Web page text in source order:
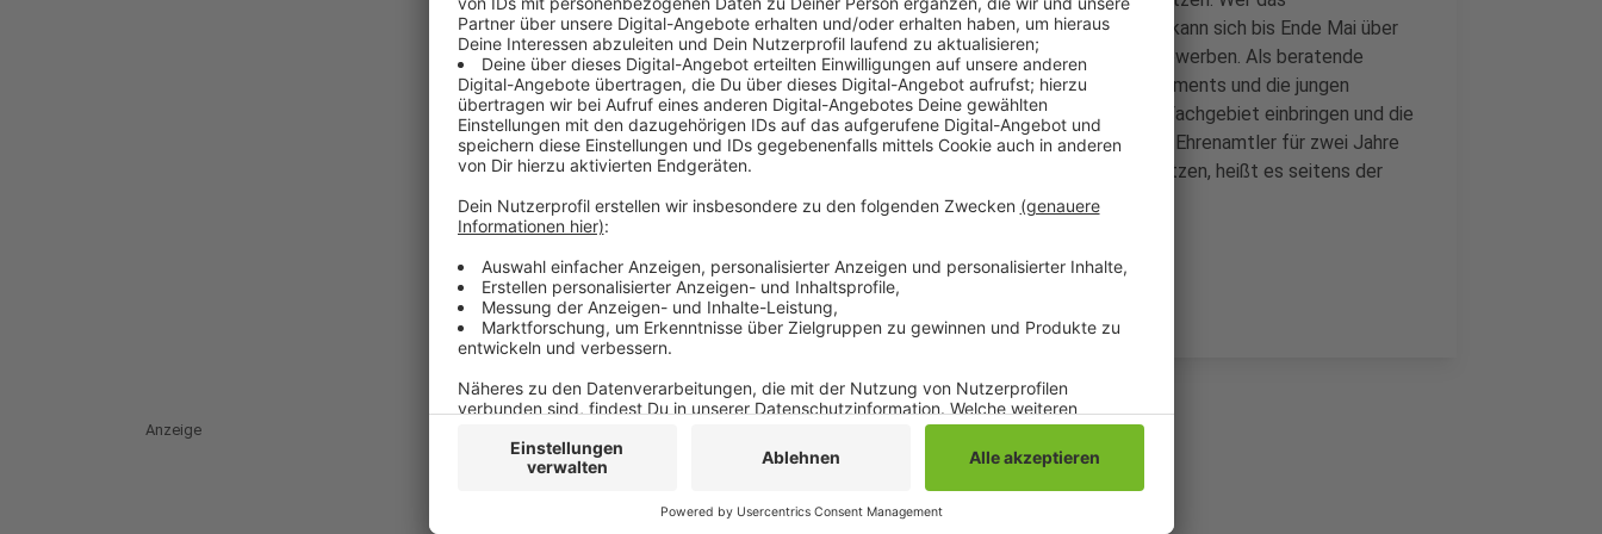
Jugendparlament für zwei Jahre beratend unterstützen möchte, kann sich bis Ende Mai über
die Mailadresse jupa@moenchengladbach.de für das Ehrenamt bewerben. Als beratende
Person* unterstützten Ehrenamtler die Anliegen des Jugendparlaments und die jungen
Menschen bei ihrer Arbeit. Sie können sich als Experten in einem Fachgebiet einbringen und die
Mitglieder mit ihrer Expertise begleiten. Wichtig sei, dass sich die Ehrenamtler für zwei Jahre
bereit erklären, die Mitglieder des Jugendparlaments zu unterstützen, heißt es seitens der
Stadtverwaltung.
Anzeige